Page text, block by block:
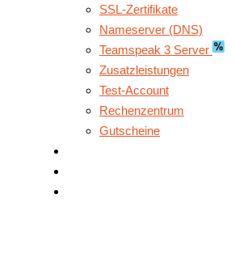
SSL-Zertifikate
Nameserver (DNS)
Teamspeak 3 Server
Zusatzleistungen
Test-Account
Rechenzentrum
Gutscheine